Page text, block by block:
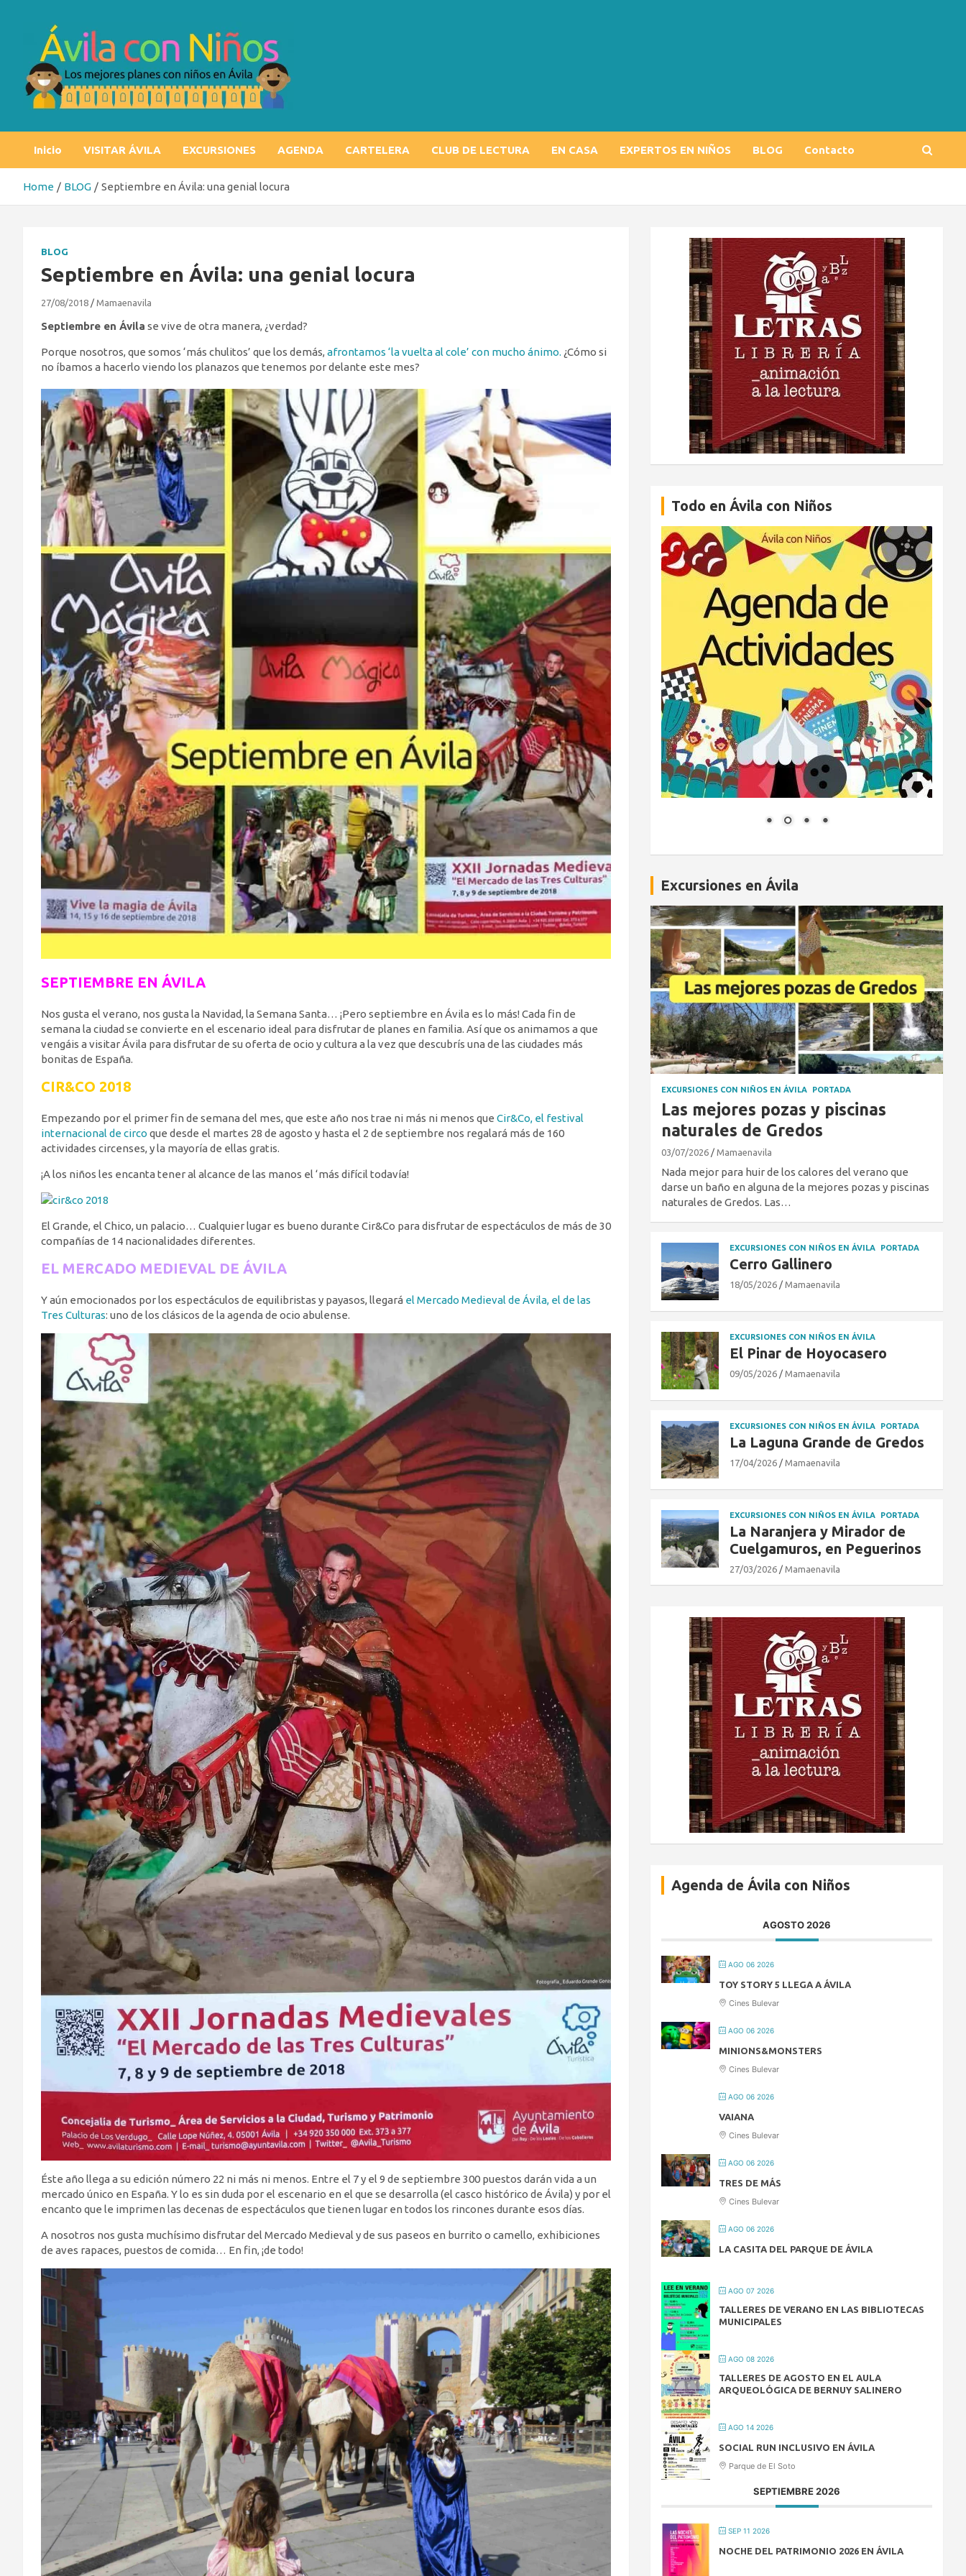
Inicio VISITAR ÁVILA EXCURSIONES AGENDA CARTELERA CLUB DE LECTURA EN CASA EXPERTOS EN NIÑOS BLOG Contacto
Home BLOG Septiembre en Ávila: una genial locura
BLOG
Septiembre en Ávila: una genial locura
27/08/2018 Mamaenavila
Septiembre en Ávila se vive de otra manera, ¿verdad?
Porque nosotros, que somos ‘más chulitos’ que los demás, afrontamos ‘la vuelta al cole’ con mucho ánimo. ¿Cómo si
no íbamos a hacerlo viendo los planazos que tenemos por delante este mes?
SEPTIEMBRE EN ÁVILA
Nos gusta el verano, nos gusta la Navidad, la Semana Santa… ¡Pero septiembre en Ávila es lo más! Cada fin de
semana la ciudad se convierte en el escenario ideal para disfrutar de planes en familia. Así que os animamos a que
vengáis a visitar Ávila para disfrutar de su oferta de ocio y cultura a la vez que descubrís una de las ciudades más
bonitas de España.
CIR&CO 2018
Empezando por el primer fin de semana del mes, que este año nos trae ni más ni menos que Cir&Co, el festival
internacional de circo que desde el martes 28 de agosto y hasta el 2 de septiembre nos regalará más de 160
actividades circenses, y la mayoría de ellas gratis.
¡A los niños les encanta tener al alcance de las manos el ‘más difícil todavía!
El Grande, el Chico, un palacio… Cualquier lugar es bueno durante Cir&Co para disfrutar de espectáculos de más de 30
compañías de 14 nacionalidades diferentes.
EL MERCADO MEDIEVAL DE ÁVILA
Y aún emocionados por los espectáculos de equilibristas y payasos, llegará el Mercado Medieval de Ávila, el de las
Tres Culturas: uno de los clásicos de la agenda de ocio abulense.
Éste año llega a su edición número 22 ni más ni menos. Entre el 7 y el 9 de septiembre 300 puestos darán vida a un
mercado único en España. Y lo es sin duda por el escenario en el que se desarrolla (el casco histórico de Ávila) y por el
encanto que le imprimen las decenas de espectáculos que tienen lugar en todos los rincones durante esos días.
A nosotros nos gusta muchísimo disfrutar del Mercado Medieval y de sus paseos en burrito o camello, exhibiciones
de aves rapaces, puestos de comida… En fin, ¡de todo!
Todo en Ávila con Niños
Excursiones en Ávila
EXCURSIONES CON NIÑOS EN ÁVILA PORTADA
Las mejores pozas y piscinas
naturales de Gredos
03/07/2026 Mamaenavila
Nada mejor para huir de los calores del verano que
darse un baño en alguna de la mejores pozas y piscinas
naturales de Gredos. Las…
EXCURSIONES CON NIÑOS EN ÁVILA PORTADA
Cerro Gallinero
18/05/2026 Mamaenavila
EXCURSIONES CON NIÑOS EN ÁVILA
El Pinar de Hoyocasero
09/05/2026 Mamaenavila
EXCURSIONES CON NIÑOS EN ÁVILA PORTADA
La Laguna Grande de Gredos
17/04/2026 Mamaenavila
EXCURSIONES CON NIÑOS EN ÁVILA PORTADA
La Naranjera y Mirador de
Cuelgamuros, en Peguerinos
27/03/2026 Mamaenavila
Agenda de Ávila con Niños
AGOSTO 2026
AGO 06 2026
TOY STORY 5 LLEGA A ÁVILA
Cines Bulevar
AGO 06 2026
MINIONS&MONSTERS
Cines Bulevar
AGO 06 2026
VAIANA
Cines Bulevar
AGO 06 2026
TRES DE MÁS
Cines Bulevar
AGO 06 2026
LA CASITA DEL PARQUE DE ÁVILA
AGO 07 2026
TALLERES DE VERANO EN LAS BIBLIOTECAS
MUNICIPALES
AGO 08 2026
TALLERES DE AGOSTO EN EL AULA
ARQUEOLÓGICA DE BERNUY SALINERO
AGO 14 2026
SOCIAL RUN INCLUSIVO EN ÁVILA
Parque de El Soto
SEPTIEMBRE 2026
SEP 11 2026
NOCHE DEL PATRIMONIO 2026 EN ÁVILA